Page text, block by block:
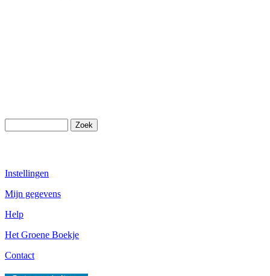
Instellingen
Mijn gegevens
Help
Het Groene Boekje
Contact